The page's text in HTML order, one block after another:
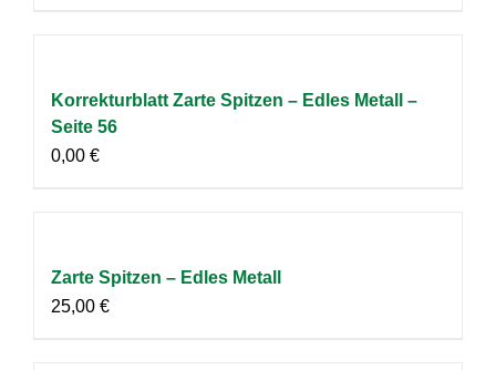
Korrekturblatt Zarte Spitzen – Edles Metall –
Seite 56
0,00 €
Zarte Spitzen – Edles Metall
25,00 €